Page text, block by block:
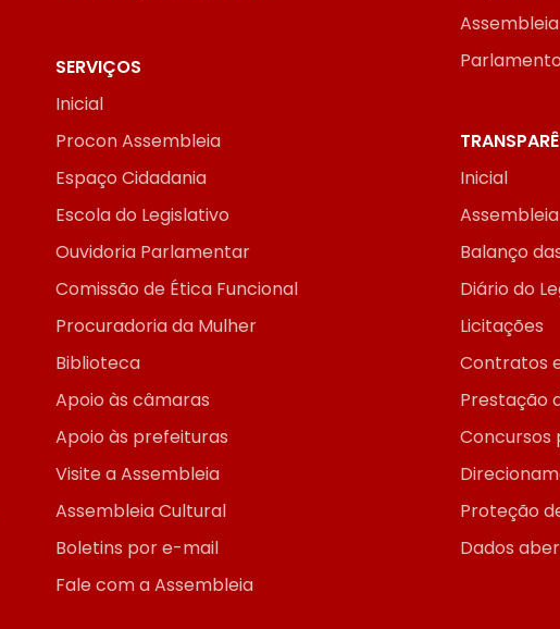
SERVIÇOS
Inicial
Procon Assembleia
Espaço Cidadania
Escola do Legislativo
Ouvidoria Parlamentar
Comissão de Ética Funcional
Procuradoria da Mulher
Biblioteca
Apoio às câmaras
Apoio às prefeituras
Visite a Assembleia
Assembleia Cultural
Boletins por e-mail
Fale com a Assembleia
Inicial
Balanço
Diário do
Licitações
Contratos
Prestação
Concursos
Proteção
Dados